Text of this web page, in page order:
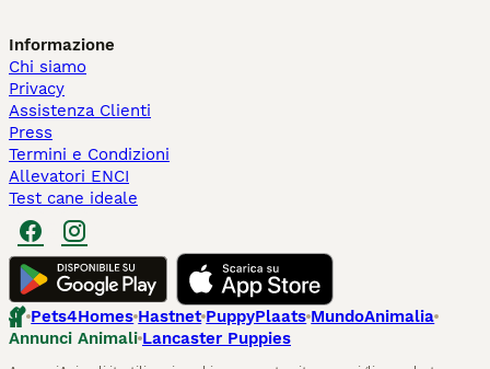
Informazione
Chi siamo
Privacy
Assistenza Clienti
Press
Termini e Condizioni
Allevatori ENCI
Test cane ideale
Pets4Homes Hastnet PuppyPlaats MundoAnimalia
Annunci Animali Lancaster Puppies